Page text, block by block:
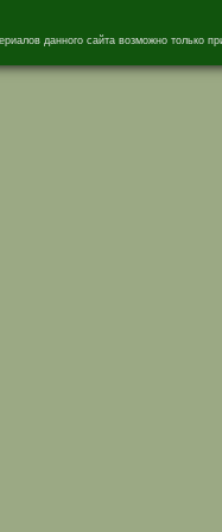
данного сайта возможно только